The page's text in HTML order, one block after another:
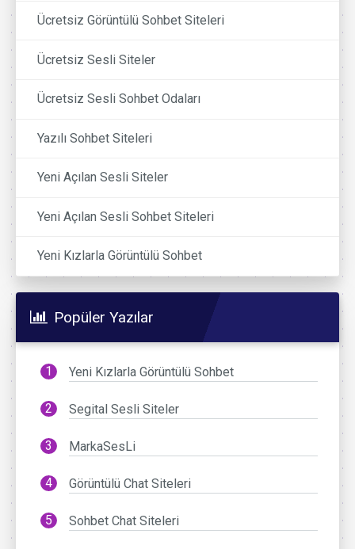
Ücretsiz Görüntülü Sohbet Siteleri
Ücretsiz Sesli Siteler
Ücretsiz Sesli Sohbet Odaları
Yazılı Sohbet Siteleri
Yeni Açılan Sesli Siteler
Yeni Açılan Sesli Sohbet Siteleri
Yeni Kızlarla Görüntülü Sohbet
Popüler Yazılar
Yeni Kızlarla Görüntülü Sohbet
Segital Sesli Siteler
MarkaSesLi
Görüntülü Chat Siteleri
Sohbet Chat Siteleri